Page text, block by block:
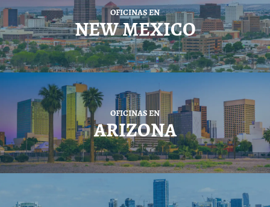
OFICINAS EN
NEW MEXICO
OFICINAS EN
ARIZONA